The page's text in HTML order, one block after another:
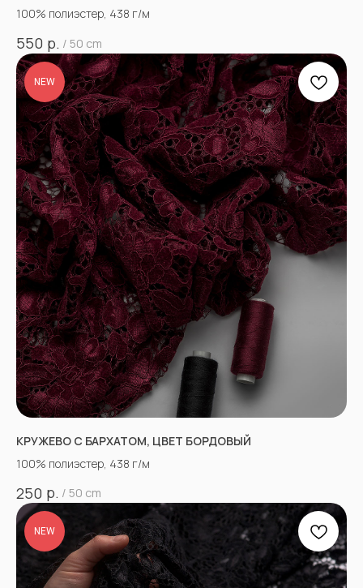
100% полиэстер, 438 г/м
550 р. / 50 cm
NEW
КРУЖЕВО С БАРХАТОМ, ЦВЕТ БОРДОВЫЙ
100% полиэстер, 438 г/м
250 р. / 50 cm
NEW